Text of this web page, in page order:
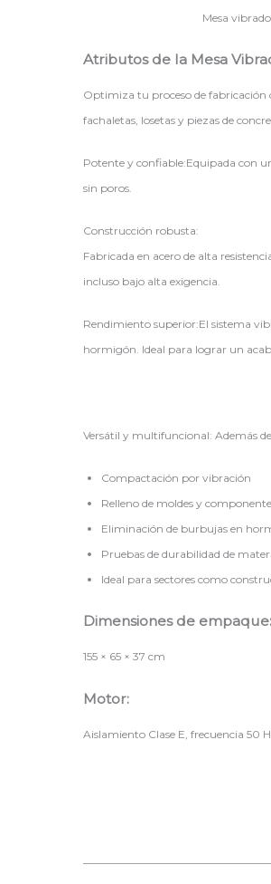
Mesa
Atributos de la Mesa
Optimiza tu proceso de fabricación
fachaletas, losetas y piezas de
Potente y confiable:Equipada con
sin poros.
Construcción robusta:
Fabricada en acero de alta
incluso bajo alta exigencia.
Rendimiento superior:El sistema
hormigón. Ideal para lograr un
Versátil y multifuncional: Además
Compactación por vibración
Relleno de moldes y
Eliminación de burbujas en
Pruebas de durabilidad de
Ideal para sectores como
Dimensiones de empaque:
155 × 65 × 37 cm
Motor:
Aislamiento Clase E, frecuencia 50